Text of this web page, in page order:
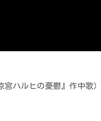
宮ハルヒの憂鬱』作中歌）